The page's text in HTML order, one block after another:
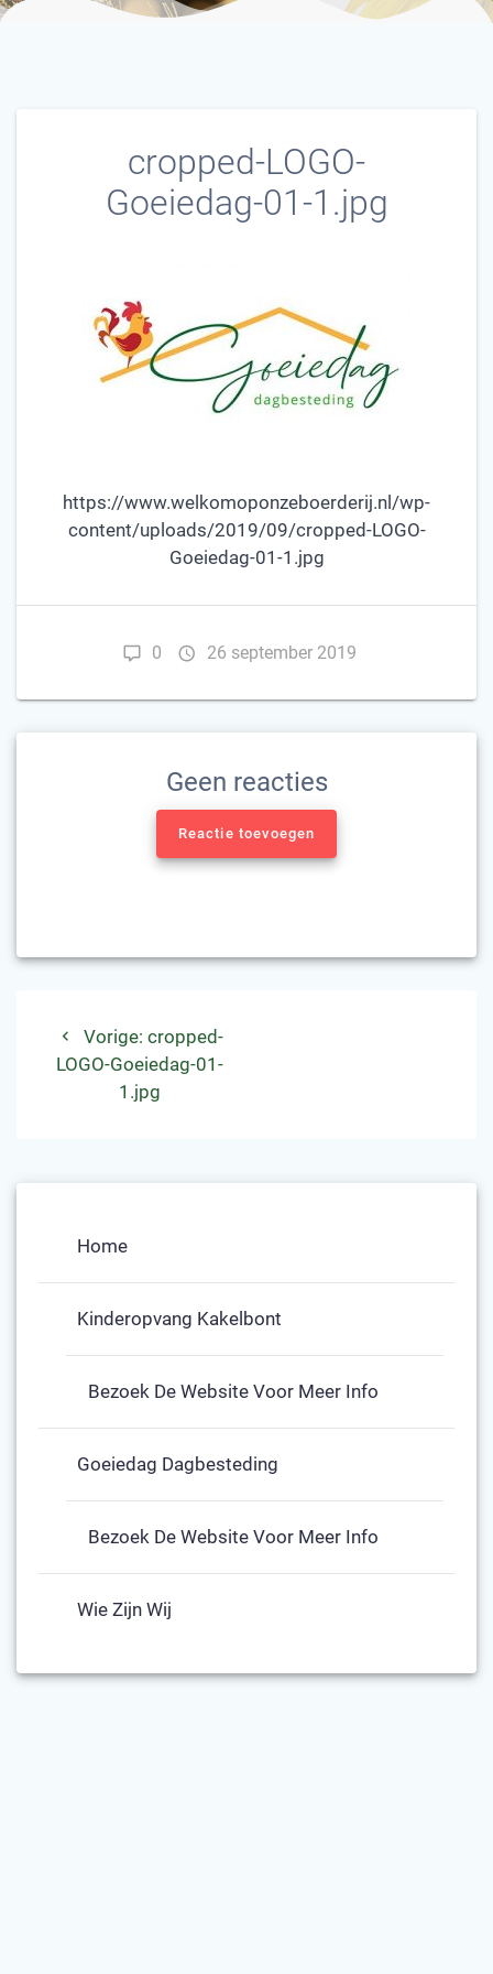
cropped-LOGO-
Goeiedag-01-1.jpg
https://www.welkomoponzeboerderij.nl/wp-
content/uploads/2019/09/cropped-LOGO-
Goeiedag-01-1.jpg
0 26 september 2019
Geen reacties
Reactie toevoegen
navigatie
Vorige: Vorig
bericht:
cropped-
LOGO-Goeiedag-01-
1.jpg
Home
Kinderopvang Kakelbont
Bezoek De Website Voor Meer Info
Goeiedag Dagbesteding
Bezoek De Website Voor Meer Info
Wie Zijn Wij